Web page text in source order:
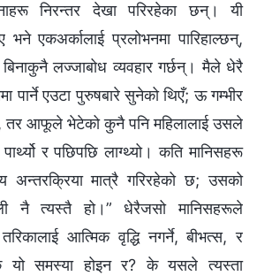
निरन्तर देखा परिरहेका छन्। यी
भने एकअर्कालाई प्रलोभनमा पारिहाल्छन्,
लज्जाबोध व्यवहार गर्छन्। मैले धेरै
पार्ने एउटा पुरुषबारे सुनेको थिएँ; ऊ गम्भीर
तर आफूले भेटेको कुनै पनि महिलालाई उसले
पार्थ्यो र पछिपछि लाग्थ्यो। कति मानिसहरू
अन्तरक्रिया मात्रै गरिरहेको छ; उसको
नै त्यस्तै हो।” धेरैजसो मानिसहरूले
आत्मिक वृद्धि नगर्ने, बीभत्स, र
यो समस्या होइन र? के यसले त्यस्ता